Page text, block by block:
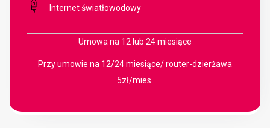
Internet światłowodowy
Umowa na 12 lub 24 miesiące
Przy umowie na 12/24 miesiące/ router-dzierżawa
5zł/mies.